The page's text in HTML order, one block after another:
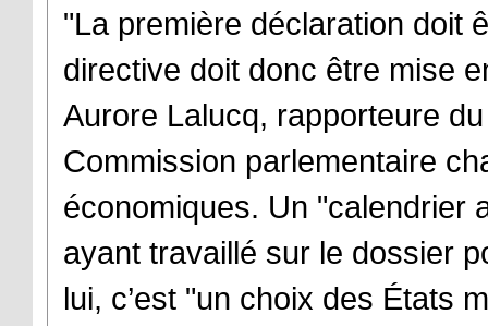
"La première déclaration doit
directive doit donc être mise
Aurore Lalucq, rapporteure
Commission parlementaire
économiques. Un "calendrier
ayant travaillé sur le dossier
lui, c’est "un choix des États